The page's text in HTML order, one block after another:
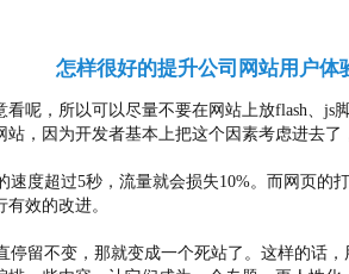
怎样很好的提升公司网站用户体
呢，所以可以尽量不要在网站上放flash、js
，因为开发者基本上把这个因素考虑进去了
度超过5秒，流量就会损失10%。而网页的
效的改进。
留不变，那就变成一个死站了。这样的话